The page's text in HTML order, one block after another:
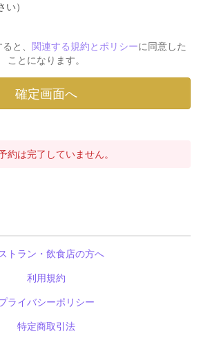
）
と、 関連する規約とポリシーに同意した
ことになります。
約は完了していません。
トラン・飲食店の方へ
利用規約
ライバシーポリシー
特定商取引法